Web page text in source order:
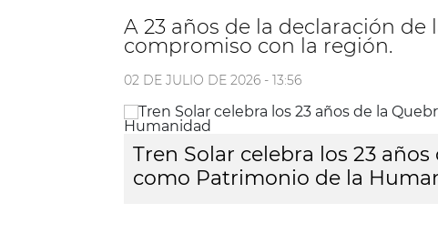
A 23 años de la declaración
compromiso con la región.
02 DE JULIO DE 2026 - 13:56
Tren Solar celebra los 23
como Patrimonio de la